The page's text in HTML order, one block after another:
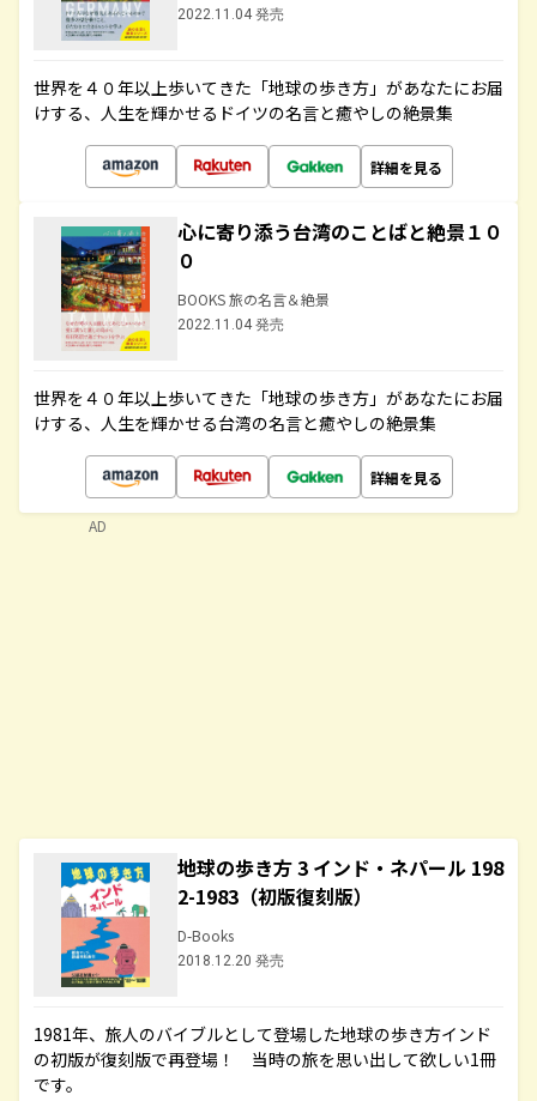
2022.11.04 発売
世界を４０年以上歩いてきた「地球の歩き方」があなたにお届
けする、人生を輝かせるドイツの名言と癒やしの絶景集
詳細を見る
心に寄り添う台湾のことばと絶景１０
０
BOOKS 旅の名言＆絶景
2022.11.04 発売
世界を４０年以上歩いてきた「地球の歩き方」があなたにお届
けする、人生を輝かせる台湾の名言と癒やしの絶景集
詳細を見る
地球の歩き方 3 インド・ネパール 198
2-1983（初版復刻版）
D-Books
2018.12.20 発売
1981年、旅人のバイブルとして登場した地球の歩き方インド
の初版が復刻版で再登場！ 当時の旅を思い出して欲しい1冊
です。
AD